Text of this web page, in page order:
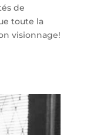
de
toute la
visionnage!